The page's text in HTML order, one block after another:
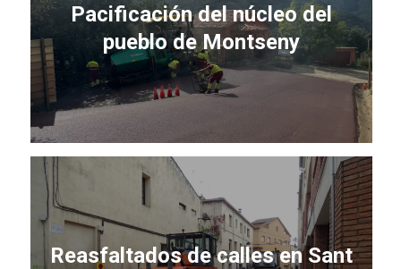
Pacificación del núcleo del
pueblo de Montseny
Reasfaltados de calles en Sant